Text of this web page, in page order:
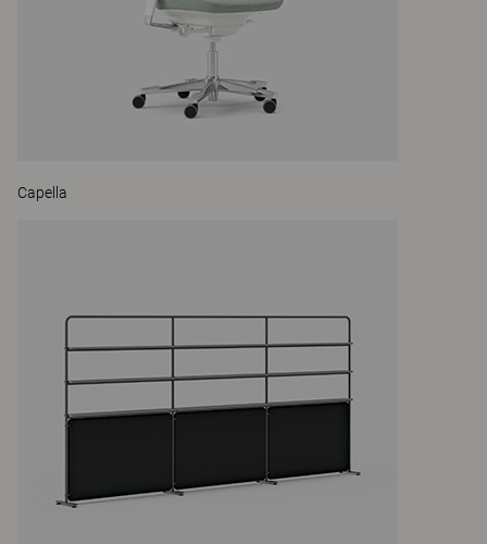
Capella